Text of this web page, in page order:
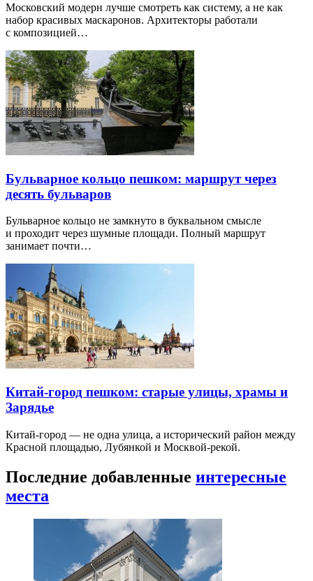
Московский модерн лучше смотреть как систему, а не как
набор красивых маскаронов. Архитекторы работали
с композицией…
Бульварное кольцо пешком: маршрут через
десять бульваров
Бульварное кольцо не замкнуто в буквальном смысле
и проходит через шумные площади. Полный маршрут
занимает почти…
Китай-город пешком: старые улицы, храмы и
Зарядье
Китай-город — не одна улица, а исторический район между
Красной площадью, Лубянкой и Москвой-рекой.
Последние добавленные интересные
места